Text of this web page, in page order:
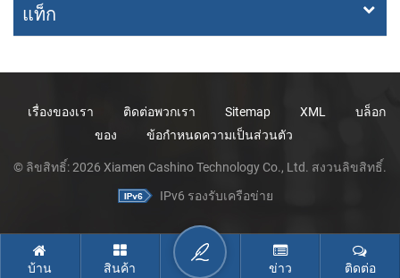
แท็ก
เรื่องของเรา ติดต่อพวกเรา Sitemap XML
บล็อก
ของ
ข้อกำหนดความเป็นส่วนตัว
© ลิขสิทธิ์: 2026 Xiamen Cashino Technology Co., Ltd. สงวนลิขสิทธิ์.
IPv6 รองรับเครือข่าย
บ้าน สินค้า ข่าว ติดต่อ